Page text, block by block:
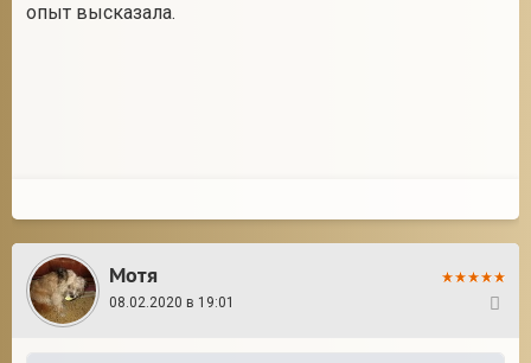
опыт высказала.
Мотя
08.02.2020 в 19:01